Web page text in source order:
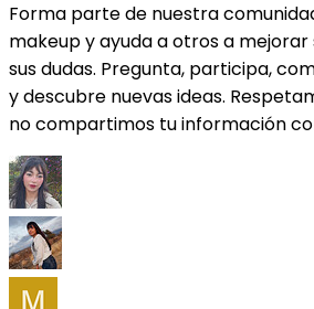
Forma parte de nuestra
makeup y ayuda a otros a mejorar
sus dudas. Pregunta, participa,
y descubre nuevas ideas.
no compartimos tu información